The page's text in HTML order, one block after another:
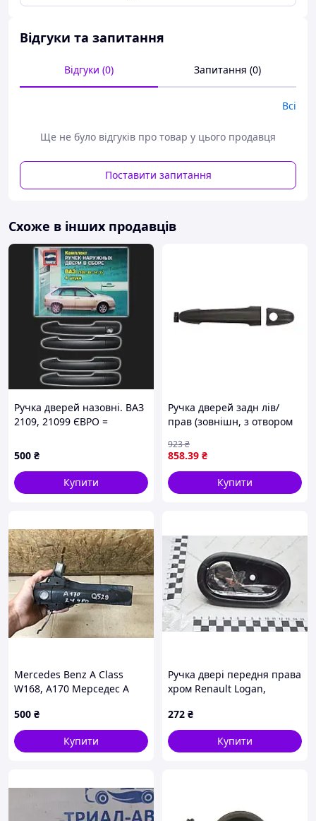
Відгуки та запитання
Відгуки (0) Запитання (0)
Всі
Ще не було відгуків про товар у цього продавця
Поставити запитання
Схоже в інших продавців
Ручка дверей назовні. ВАЗ
2109, 21099 ЄВРО =
500 ₴
Купити
Ручка дверей задн лів/
прав (зовнішн, з отвором
MERCEDES SPRINTER 906,
VW CRAFTER 2E 04.06-06.18
BLIC
858.39 ₴
923₴
Купити
Mercedes Benz A Class
W168, A170 Мерседес А
2004)
500 ₴
Купити
Ручка двері передня права
хром Renault Logan,
272 ₴
Купити